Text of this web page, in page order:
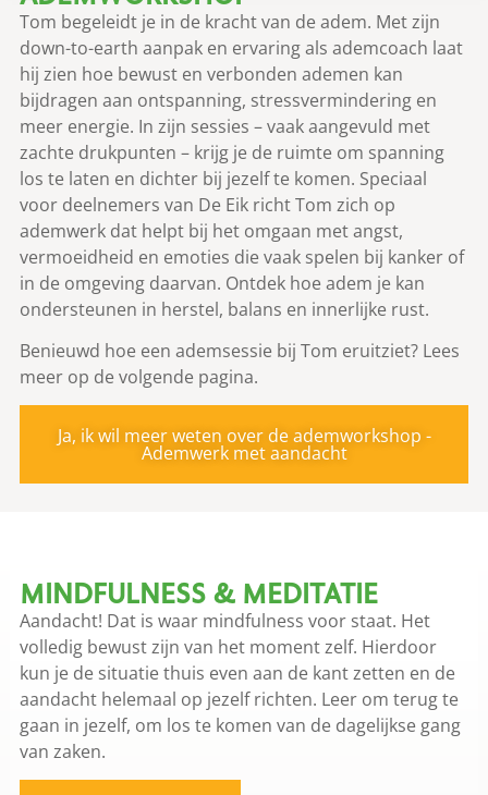
Tom begeleidt je in de kracht van de adem. Met zijn
down-to-earth aanpak en ervaring als ademcoach laat
hij zien hoe bewust en verbonden ademen kan
bijdragen aan ontspanning, stressvermindering en
meer energie. In zijn sessies – vaak aangevuld met
zachte drukpunten – krijg je de ruimte om spanning
los te laten en dichter bij jezelf te komen. Speciaal
voor deelnemers van De Eik richt Tom zich op
ademwerk dat helpt bij het omgaan met angst,
vermoeidheid en emoties die vaak spelen bij kanker of
in de omgeving daarvan. Ontdek hoe adem je kan
ondersteunen in herstel, balans en innerlijke rust.
Benieuwd hoe een ademsessie bij Tom eruitziet? Lees
meer op de volgende pagina.
Ja, ik wil meer weten over de ademworkshop -
Ademwerk met aandacht
MINDFULNESS & MEDITATIE
Aandacht! Dat is waar mindfulness voor staat. Het
volledig bewust zijn van het moment zelf. Hierdoor
kun je de situatie thuis even aan de kant zetten en de
aandacht helemaal op jezelf richten. Leer om terug te
gaan in jezelf, om los te komen van de dagelijkse gang
van zaken.